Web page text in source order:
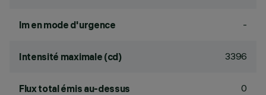
lm en mode d'urgence -
Intensité maximale (cd) 3396
Flux total émis au-dessus
0